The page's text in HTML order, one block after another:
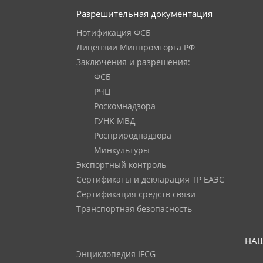
Разрешительная документация
Нотификация ФСБ
Лицензии Минпромторга РФ
Заключения и разрешения:
ФСБ
РЧЦ
Роскомнадзора
ГУНК МВД
Росприроднадзора
Минкультуры
Экспортный контроль
Сертификаты и декларация ТР ЕАЭС
Сертификация средств связи
Транспортная безопасность
Энциклопедия IFCG